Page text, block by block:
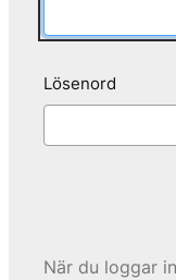
Lösenord
När du loggar